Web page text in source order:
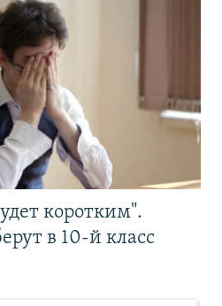
коротким".
в 10-й класс